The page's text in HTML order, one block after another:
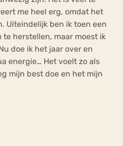
me heel erg, omdat het
Uiteindelijk ben ik toen een
herstellen, maar moest ik
doe ik het jaar over en
energie… Het voelt zo als
mijn best doe en het mijn